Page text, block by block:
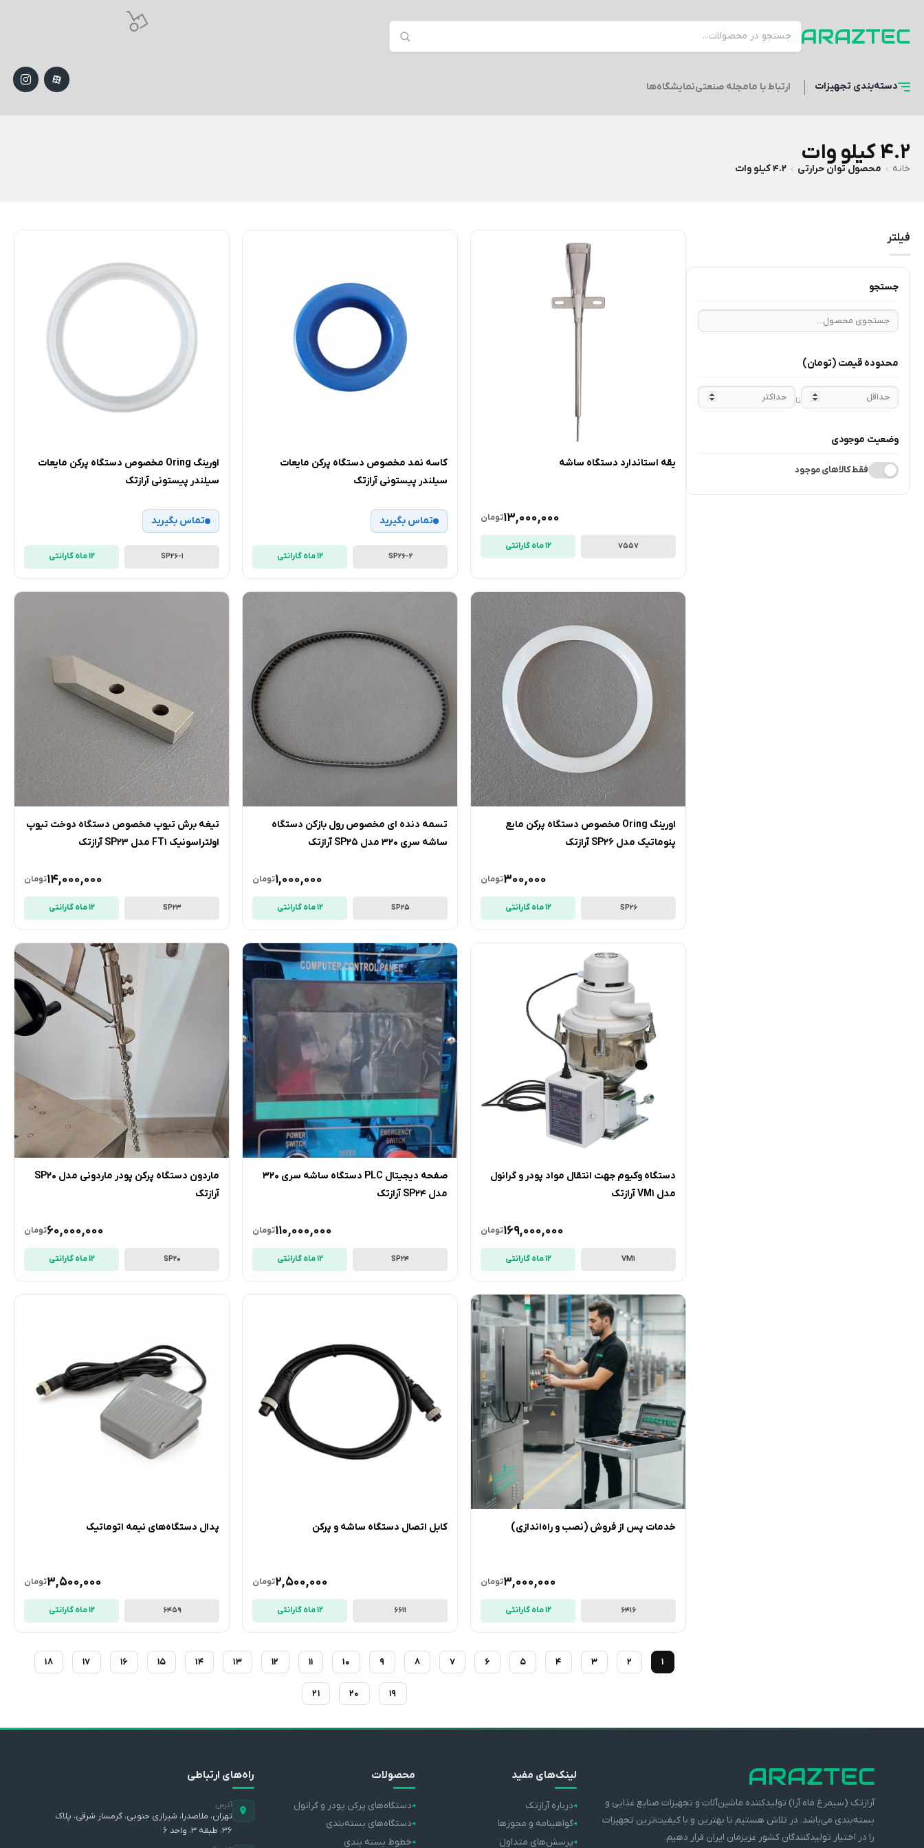
دسته‌بندی تجهیزات ارتباط با مامجله صنعتینمایشگاه‌ها
4.2 کیلو وات
خانه محصول توان حرارتی
فیلتر
جستجو
محدوده قیمت(تومان)
تا
وضعیت موجودی
فقط کالاهای موجود
یقه استاندارد دستگاه ساشه
تومان13,000,000
7557 12 ماه گارانتی
کاسه نمد مخصوص دستگاه پرکن مایعات
سیلندر پیستونی آرازتک
تماس بگیرید
SP26-2 12 ماه گارانتی
اورینگ Oring مخصوص دستگاه پرکن مایعات
سیلندر پیستونی آرازتک
تماس بگیرید
SP26-1 12 ماه گارانتی
اورینگ Oring مخصوص دستگاه پرکن مایع
پنوماتیک مدل SP26 آرازتک
تومان300,000
SP26 12 ماه گارانتی
تسمه دنده ای مخصوص رول بازکن دستگاه
ساشه سری 320 مدل SP25 آرازتک
تومان1,000,000
SP25 12 ماه گارانتی
تیغه برش تیوپ مخصوص دستگاه دوخت تیوپ
اولتراسونیک FT1 مدل SP23 آرازتک
تومان14,000,000
SP23 12 ماه گارانتی
دستگاه وکیوم جهت انتقال مواد پودر و گرانول
مدل VM1 آرازتک
تومان169,000,000
VM1 12 ماه گارانتی
صفحه دیجیتال PLC دستگاه ساشه سری 320
مدل SP24 آرازتک
تومان110,000,000
SP24 12 ماه گارانتی
ماردون دستگاه پرکن پودر ماردونی مدل SP20
آرازتک
تومان60,000,000
SP20 12 ماه گارانتی
خدمات پس از فروش (نصب و راه‌اندازی)
تومان3,000,000
6416 12 ماه گارانتی
کابل اتصال دستگاه ساشه و پرکن
تومان2,500,000
6611 12 ماه گارانتی
پدال دستگاه‌های نیمه اتوماتیک
تومان3,500,000
6459 12 ماه گارانتی
1
2
3
4
5
6
7
8
9
10
11
12
13
14
15
16
17
18
19
20
21
آرازتک (سیمرغ ماه آرا) تولیدکننده ماشین‌آلات و تجهیزات صنایع غذایی و
بسته‌بندی می‌باشد. در تلاش هستیم تا بهترین و با کیفیت‌ترین تجهیزات
را در اختیار تولیدکنندگان کشور عزیزمان ایران قرار دهیم.
لینک‌های مفید
درباره آرازتک
گواهینامه و مجوزها
پرسش‌های متداول
محصولات
دستگاه‌های پرکن پودر و گرانول
دستگاه‌های بسته‌بندی
خطوط بسته بندی
راه‌های ارتباطی
آدرس
تهران، ملاصدرا، شیرازی جنوبی، گرمسار شرقی، پلاک
۳۶، طبقه ۳، واحد ۶